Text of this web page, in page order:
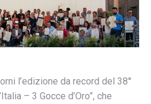
l’edizione da record del 38°
– 3 Gocce d’Oro”, che